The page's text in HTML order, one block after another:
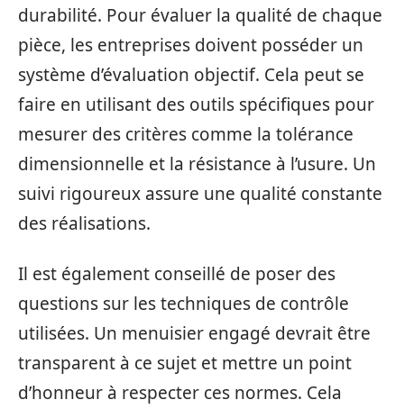
durabilité. Pour évaluer la qualité de chaque
pièce, les entreprises doivent posséder un
système d’évaluation objectif. Cela peut se
faire en utilisant des outils spécifiques pour
mesurer des critères comme la tolérance
dimensionnelle et la résistance à l’usure. Un
suivi rigoureux assure une qualité constante
des réalisations.
Il est également conseillé de poser des
questions sur les techniques de contrôle
utilisées. Un menuisier engagé devrait être
transparent à ce sujet et mettre un point
d’honneur à respecter ces normes. Cela